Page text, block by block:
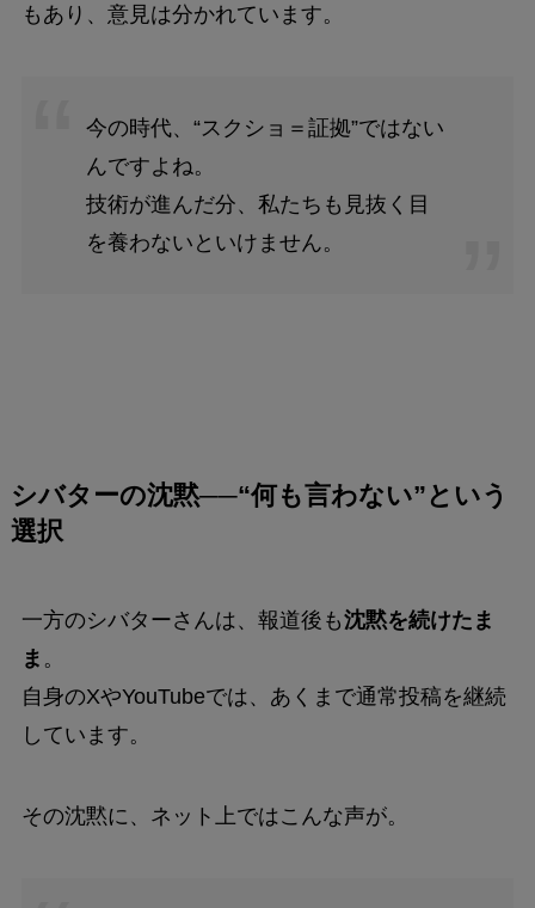
もあり、意見は分かれています。
今の時代、“スクショ＝証拠”ではない
んですよね。
技術が進んだ分、私たちも見抜く目
を養わないといけません。
シバターの沈黙──“何も言わない”という
選択
一方のシバターさんは、報道後も沈黙を続けたま
ま 。
自身のXやYouTubeでは、あくまで通常投稿を継続
しています。
その沈黙に、ネット上ではこんな声が。